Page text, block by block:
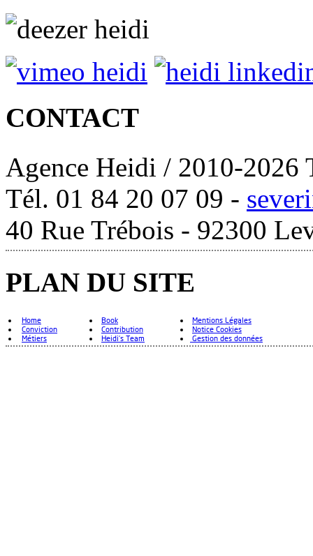
CONTACT
Agence Heidi / 2010-2026
Tél. 01 84 20 07 09 -
40 Rue Trébois - 92300
PLAN DU SITE
Home
Conviction
Métiers
Book
Contribution
Heidi's Team
Mentions Légales
Notice Cookies
Gestion des données